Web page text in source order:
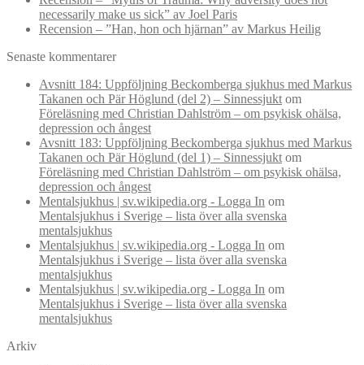
necessarily make us sick” av Joel Paris
Recension – ”Han, hon och hjärnan” av Markus Heilig
Senaste kommentarer
Avsnitt 184: Uppföljning Beckomberga sjukhus med Markus
Takanen och Pär Höglund (del 2) – Sinnessjukt om
Föreläsning med Christian Dahlström – om psykisk ohälsa,
depression och ångest
Avsnitt 183: Uppföljning Beckomberga sjukhus med Markus
Takanen och Pär Höglund (del 1) – Sinnessjukt om
Föreläsning med Christian Dahlström – om psykisk ohälsa,
depression och ångest
Mentalsjukhus | sv.wikipedia.org - Logga In om
Mentalsjukhus i Sverige – lista över alla svenska
mentalsjukhus
Mentalsjukhus | sv.wikipedia.org - Logga In om
Mentalsjukhus i Sverige – lista över alla svenska
mentalsjukhus
Mentalsjukhus | sv.wikipedia.org - Logga In om
Mentalsjukhus i Sverige – lista över alla svenska
mentalsjukhus
Arkiv